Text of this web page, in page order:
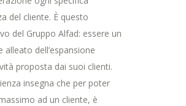
del cliente. È questo
del Gruppo Alfad: essere un
alleato dell’espansione
proposta dai suoi clienti.
insegna che per poter
ad un cliente, è